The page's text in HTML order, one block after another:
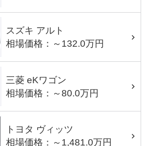
スズキ アルト
相場価格：～132.0万円
三菱 eKワゴン
相場価格：～80.0万円
トヨタ ヴィッツ
相場価格：～1,481.0万円